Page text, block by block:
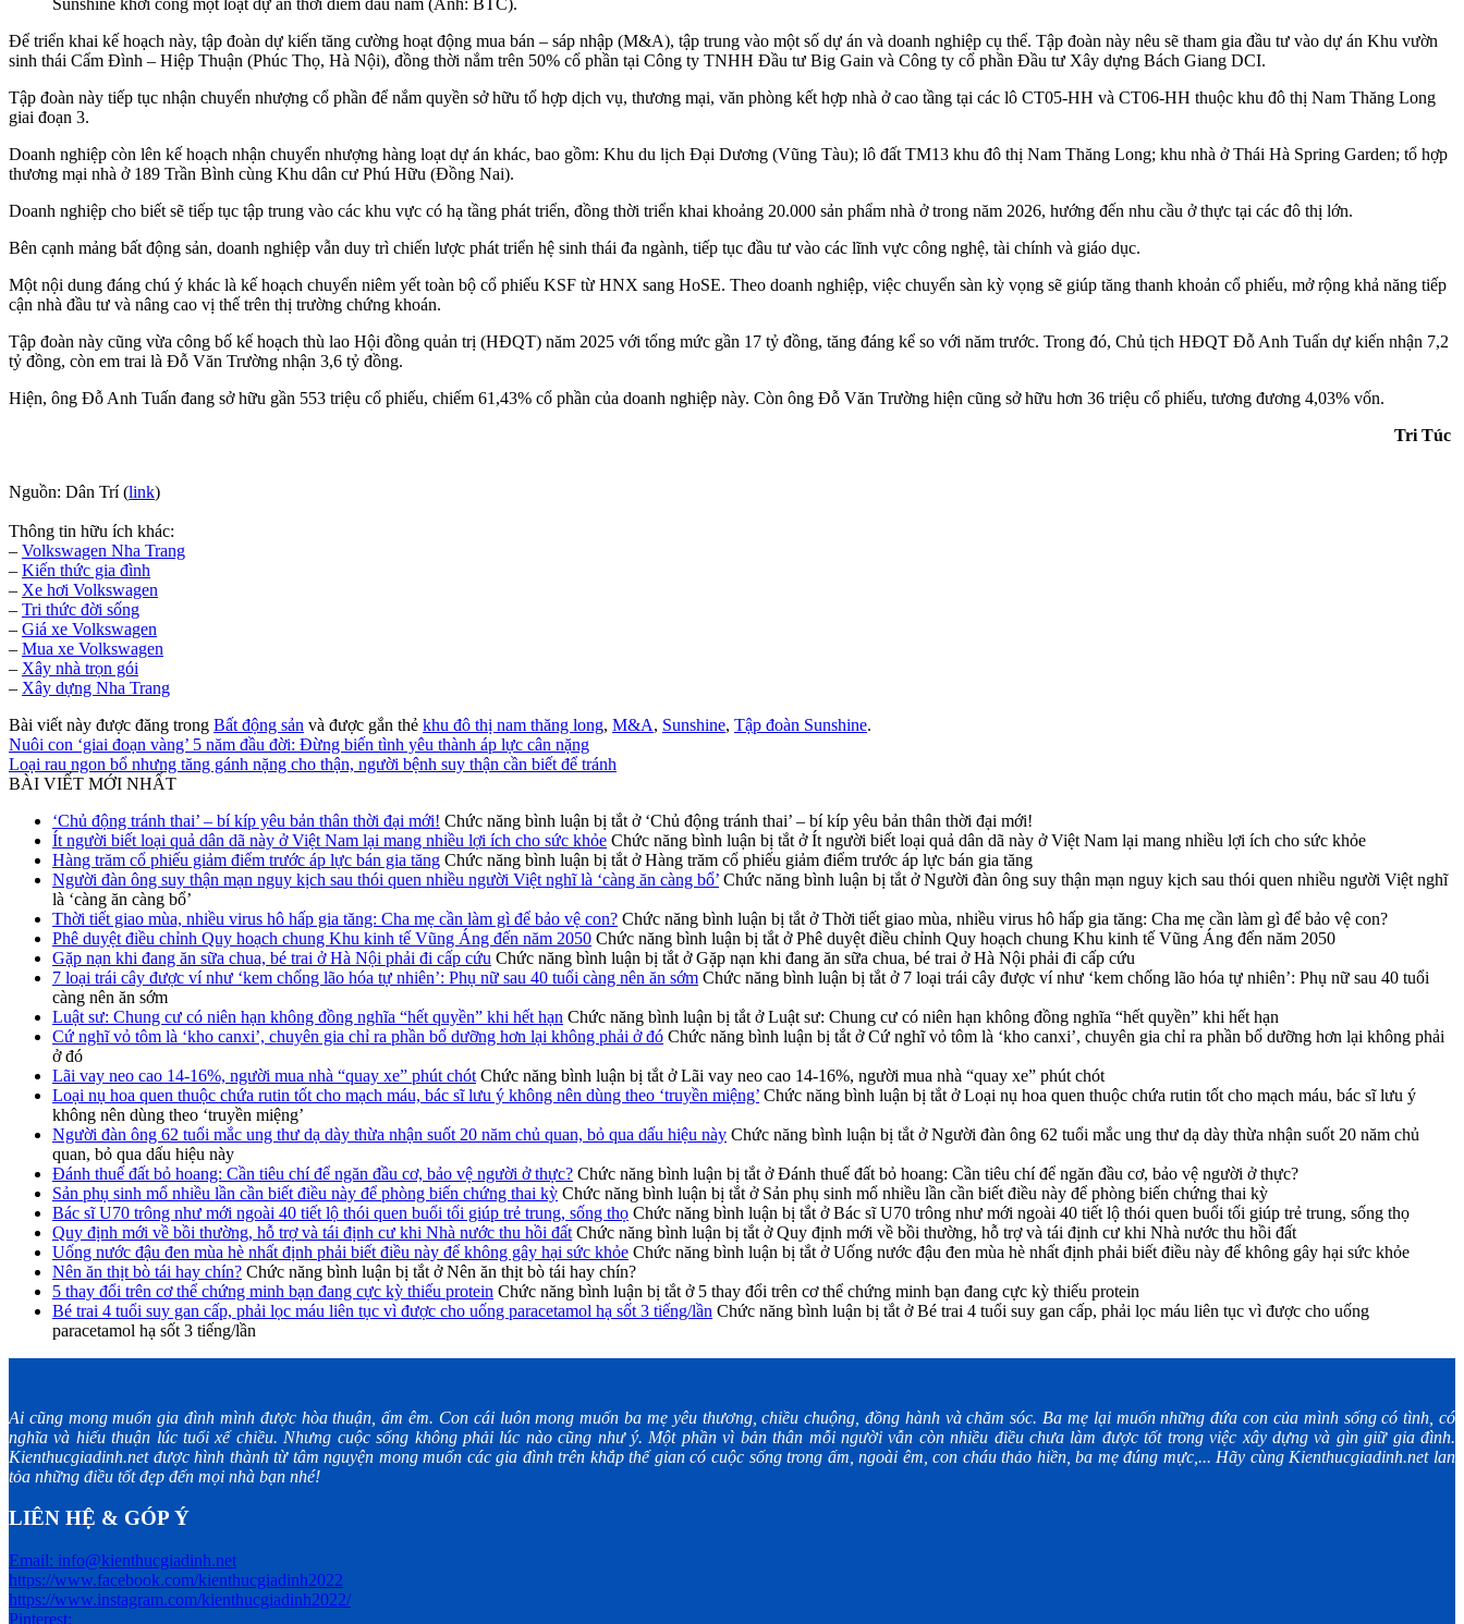
Để triển khai kế hoạch này, tập đoàn dự kiến tăng cường hoạt động mua bán – sáp nhập (M&A), tập trung vào một số dự án và doanh nghiệp cụ thể. Tập đoàn này nêu sẽ tham gia đầu tư vào dự án Khu vườn
sinh thái Cẩm Đình – Hiệp Thuận (Phúc Thọ, Hà Nội), đồng thời nắm trên 50% cổ phần tại Công ty TNHH Đầu tư Big Gain và Công ty cổ phần Đầu tư Xây dựng Bách Giang DCI.
Tập đoàn này tiếp tục nhận chuyển nhượng cổ phần để nắm quyền sở hữu tổ hợp dịch vụ, thương mại, văn phòng kết hợp nhà ở cao tầng tại các lô CT05-HH và CT06-HH thuộc khu đô thị Nam Thăng Long
giai đoạn 3.
Doanh nghiệp còn lên kế hoạch nhận chuyển nhượng hàng loạt dự án khác, bao gồm: Khu du lịch Đại Dương (Vũng Tàu); lô đất TM13 khu đô thị Nam Thăng Long; khu nhà ở Thái Hà Spring Garden; tổ hợp
thương mại nhà ở 189 Trần Bình cùng Khu dân cư Phú Hữu (Đồng Nai).
Doanh nghiệp cho biết sẽ tiếp tục tập trung vào các khu vực có hạ tầng phát triển, đồng thời triển khai khoảng 20.000 sản phẩm nhà ở trong năm 2026, hướng đến nhu cầu ở thực tại các đô thị lớn.
Bên cạnh mảng bất động sản, doanh nghiệp vẫn duy trì chiến lược phát triển hệ sinh thái đa ngành, tiếp tục đầu tư vào các lĩnh vực công nghệ, tài chính và giáo dục.
Một nội dung đáng chú ý khác là kế hoạch chuyển niêm yết toàn bộ cổ phiếu KSF từ HNX sang HoSE. Theo doanh nghiệp, việc chuyển sàn kỳ vọng sẽ giúp tăng thanh khoản cổ phiếu, mở rộng khả năng tiếp
cận nhà đầu tư và nâng cao vị thế trên thị trường chứng khoán.
Tập đoàn này cũng vừa công bố kế hoạch thù lao Hội đồng quản trị (HĐQT) năm 2025 với tổng mức gần 17 tỷ đồng, tăng đáng kể so với năm trước. Trong đó, Chủ tịch HĐQT Đỗ Anh Tuấn dự kiến nhận 7,2
tỷ đồng, còn em trai là Đỗ Văn Trường nhận 3,6 tỷ đồng.
Hiện, ông Đỗ Anh Tuấn đang sở hữu gần 553 triệu cổ phiếu, chiếm 61,43% cổ phần của doanh nghiệp này. Còn ông Đỗ Văn Trường hiện cũng sở hữu hơn 36 triệu cổ phiếu, tương đương 4,03% vốn.
Tri Túc
Nguồn: Dân Trí (link)
Thông tin hữu ích khác:
– Volkswagen Nha Trang
– Kiến thức gia đình
– Xe hơi Volkswagen
– Tri thức đời sống
– Giá xe Volkswagen
– Mua xe Volkswagen
– Xây nhà trọn gói
– Xây dựng Nha Trang
Bài viết này được đăng trong Bất động sản và được gắn thẻ khu đô thị nam thăng long, M&A, Sunshine, Tập đoàn Sunshine.
Nuôi con ‘giai đoạn vàng’ 5 năm đầu đời: Đừng biến tình yêu thành áp lực cân nặng
Loại rau ngon bổ nhưng tăng gánh nặng cho thận, người bệnh suy thận cần biết để tránh
BÀI VIẾT MỚI NHẤT
‘Chủ động tránh thai’ – bí kíp yêu bản thân thời đại mới! Chức năng bình luận bị tắt ở ‘Chủ động tránh thai’ – bí kíp yêu bản thân thời đại mới!
Ít người biết loại quả dân dã này ở Việt Nam lại mang nhiều lợi ích cho sức khỏe Chức năng bình luận bị tắt ở Ít người biết loại quả dân dã này ở Việt Nam lại mang nhiều lợi ích cho sức khỏe
Hàng trăm cổ phiếu giảm điểm trước áp lực bán gia tăng Chức năng bình luận bị tắt ở Hàng trăm cổ phiếu giảm điểm trước áp lực bán gia tăng
Người đàn ông suy thận mạn nguy kịch sau thói quen nhiều người Việt nghĩ là ‘càng ăn càng bổ’ Chức năng bình luận bị tắt ở Người đàn ông suy thận mạn nguy kịch sau thói quen nhiều người Việt nghĩ
là ‘càng ăn càng bổ’
Thời tiết giao mùa, nhiều virus hô hấp gia tăng: Cha mẹ cần làm gì để bảo vệ con? Chức năng bình luận bị tắt ở Thời tiết giao mùa, nhiều virus hô hấp gia tăng: Cha mẹ cần làm gì để bảo vệ con?
Phê duyệt điều chỉnh Quy hoạch chung Khu kinh tế Vũng Áng đến năm 2050 Chức năng bình luận bị tắt ở Phê duyệt điều chỉnh Quy hoạch chung Khu kinh tế Vũng Áng đến năm 2050
Gặp nạn khi đang ăn sữa chua, bé trai ở Hà Nội phải đi cấp cứu Chức năng bình luận bị tắt ở Gặp nạn khi đang ăn sữa chua, bé trai ở Hà Nội phải đi cấp cứu
7 loại trái cây được ví như ‘kem chống lão hóa tự nhiên’: Phụ nữ sau 40 tuổi càng nên ăn sớm Chức năng bình luận bị tắt ở 7 loại trái cây được ví như ‘kem chống lão hóa tự nhiên’: Phụ nữ sau 40 tuổi
càng nên ăn sớm
Luật sư: Chung cư có niên hạn không đồng nghĩa “hết quyền” khi hết hạn Chức năng bình luận bị tắt ở Luật sư: Chung cư có niên hạn không đồng nghĩa “hết quyền” khi hết hạn
Cứ nghĩ vỏ tôm là ‘kho canxi’, chuyên gia chỉ ra phần bổ dưỡng hơn lại không phải ở đó Chức năng bình luận bị tắt ở Cứ nghĩ vỏ tôm là ‘kho canxi’, chuyên gia chỉ ra phần bổ dưỡng hơn lại không phải
ở đó
Lãi vay neo cao 14-16%, người mua nhà “quay xe” phút chót Chức năng bình luận bị tắt ở Lãi vay neo cao 14-16%, người mua nhà “quay xe” phút chót
Loại nụ hoa quen thuộc chứa rutin tốt cho mạch máu, bác sĩ lưu ý không nên dùng theo ‘truyền miệng’ Chức năng bình luận bị tắt ở Loại nụ hoa quen thuộc chứa rutin tốt cho mạch máu, bác sĩ lưu ý
không nên dùng theo ‘truyền miệng’
Người đàn ông 62 tuổi mắc ung thư dạ dày thừa nhận suốt 20 năm chủ quan, bỏ qua dấu hiệu này Chức năng bình luận bị tắt ở Người đàn ông 62 tuổi mắc ung thư dạ dày thừa nhận suốt 20 năm chủ
quan, bỏ qua dấu hiệu này
Đánh thuế đất bỏ hoang: Cần tiêu chí để ngăn đầu cơ, bảo vệ người ở thực? Chức năng bình luận bị tắt ở Đánh thuế đất bỏ hoang: Cần tiêu chí để ngăn đầu cơ, bảo vệ người ở thực?
Sản phụ sinh mổ nhiều lần cần biết điều này để phòng biến chứng thai kỳ Chức năng bình luận bị tắt ở Sản phụ sinh mổ nhiều lần cần biết điều này để phòng biến chứng thai kỳ
Bác sĩ U70 trông như mới ngoài 40 tiết lộ thói quen buổi tối giúp trẻ trung, sống thọ Chức năng bình luận bị tắt ở Bác sĩ U70 trông như mới ngoài 40 tiết lộ thói quen buổi tối giúp trẻ trung, sống thọ
Quy định mới về bồi thường, hỗ trợ và tái định cư khi Nhà nước thu hồi đất Chức năng bình luận bị tắt ở Quy định mới về bồi thường, hỗ trợ và tái định cư khi Nhà nước thu hồi đất
Uống nước đậu đen mùa hè nhất định phải biết điều này để không gây hại sức khỏe Chức năng bình luận bị tắt ở Uống nước đậu đen mùa hè nhất định phải biết điều này để không gây hại sức khỏe
Nên ăn thịt bò tái hay chín? Chức năng bình luận bị tắt ở Nên ăn thịt bò tái hay chín?
5 thay đổi trên cơ thể chứng minh bạn đang cực kỳ thiếu protein Chức năng bình luận bị tắt ở 5 thay đổi trên cơ thể chứng minh bạn đang cực kỳ thiếu protein
Bé trai 4 tuổi suy gan cấp, phải lọc máu liên tục vì được cho uống paracetamol hạ sốt 3 tiếng/lần Chức năng bình luận bị tắt ở Bé trai 4 tuổi suy gan cấp, phải lọc máu liên tục vì được cho uống
paracetamol hạ sốt 3 tiếng/lần
Ai cũng mong muốn gia đình mình được hòa thuận, ấm êm. Con cái luôn mong muốn ba mẹ yêu thương, chiều chuộng, đồng hành và chăm sóc. Ba mẹ lại muốn những đứa con của mình sống có tình, có
nghĩa và hiếu thuận lúc tuổi xế chiều. Nhưng cuộc sống không phải lúc nào cũng như ý. Một phần vì bản thân mỗi người vẫn còn nhiều điều chưa làm được tốt trong việc xây dựng và gìn giữ gia đình.
Kienthucgiadinh.net được hình thành từ tâm nguyện mong muốn các gia đình trên khắp thế gian có cuộc sống trong ấm, ngoài êm, con cháu thảo hiền, ba mẹ đúng mực,... Hãy cùng Kienthucgiadinh.net lan
tỏa những điều tốt đẹp đến mọi nhà bạn nhé!
LIÊN HỆ & GÓP Ý
Email: info@kienthucgiadinh.net
https://www.facebook.com/kienthucgiadinh2022
https://www.instagram.com/kienthucgiadinh2022/
Pinterest: